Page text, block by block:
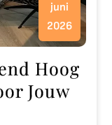
juni
2026
Hoog
Jouw